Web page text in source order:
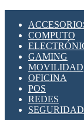
COMPUTO
GAMING
MOVILIDAD
OFICINA
POS
REDES
SEGURIDAD